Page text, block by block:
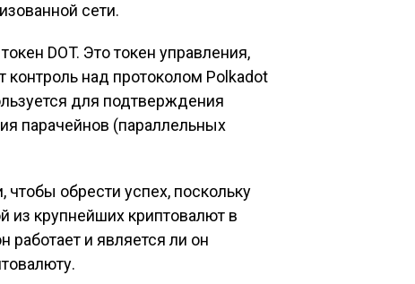
сети.
DOT. Это токен управления,
контроль над протоколом Polkadot
для подтверждения
парачейнов (параллельных
обрести успех, поскольку
из крупнейших криптовалют в
работает и является ли он